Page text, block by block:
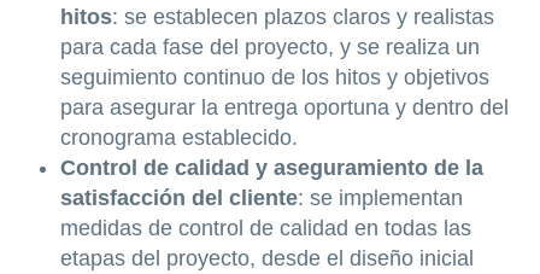
hitos: se establecen plazos claros y realistas
para cada fase del proyecto, y se realiza un
seguimiento continuo de los hitos y objetivos
para asegurar la entrega oportuna y dentro del
cronograma establecido.
Control de calidad y aseguramiento de la
satisfacción del cliente: se implementan
medidas de control de calidad en todas las
etapas del proyecto, desde el diseño inicial